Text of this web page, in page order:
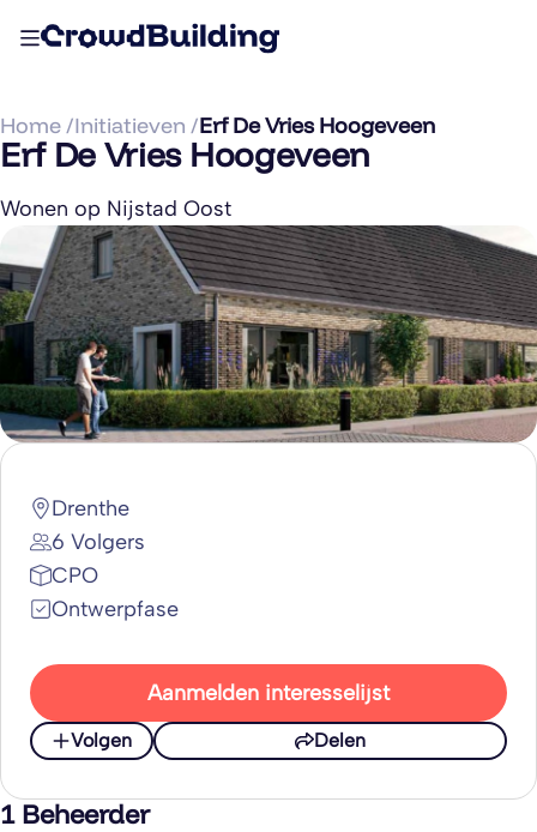
Home /Initiatieven /Erf De Vries Hoogeveen
Erf De Vries Hoogeveen
Wonen op Nijstad Oost
Drenthe
6 Volgers
CPO
Ontwerpfase
Aanmelden interesselijst
Volgen Delen
1 Beheerder